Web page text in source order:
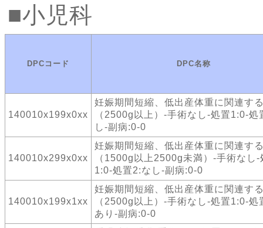
小児科
DPCコード DPC名称
140010x199x0xx
妊娠期間短縮、低出産体重に関連す
（2500g以上）-手術なし-処置1:0-処
し-副病:0-0
140010x299x0xx
妊娠期間短縮、低出産体重に関連す
（1500g以上2500g未満）-手術なし-
1:0-処置2:なし-副病:0-0
140010x199x1xx
妊娠期間短縮、低出産体重に関連す
（2500g以上）-手術なし-処置1:0-処
あり-副病:0-0